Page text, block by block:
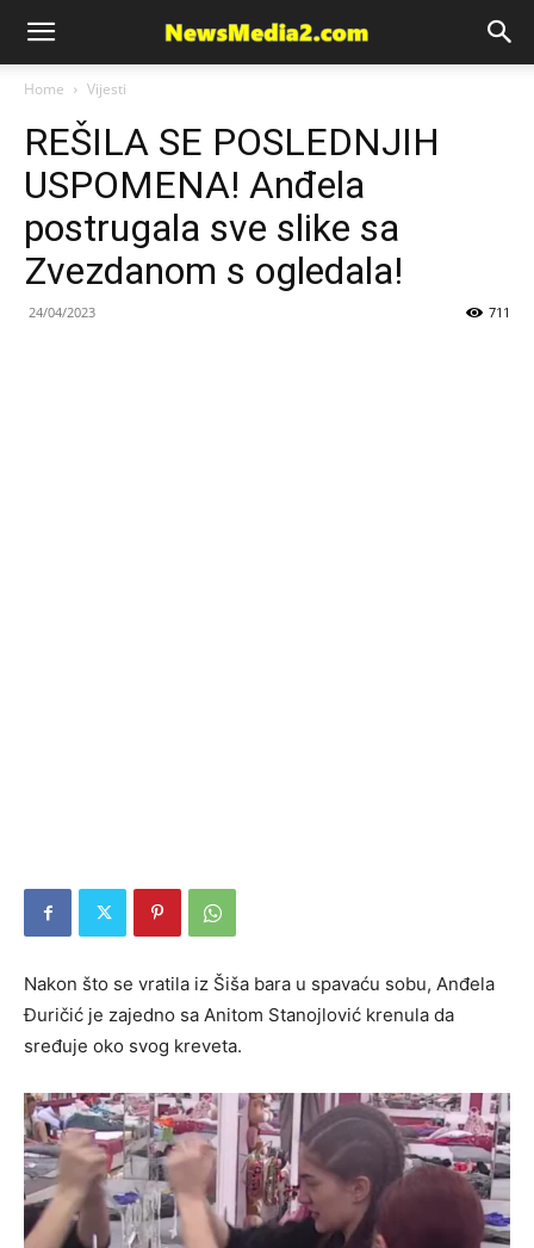
News
Media
Home Vijesti
REŠILA SE POSLEDNJIH
USPOMENA! Anđela
postrugala sve slike sa
Zvezdanom s ogledala!
24/04/2023 711
Nakon što se vratila iz Šiša bara u spavaću sobu, Anđela
Đuričić je zajedno sa Anitom Stanojlović krenula da
sređuje oko svog kreveta.